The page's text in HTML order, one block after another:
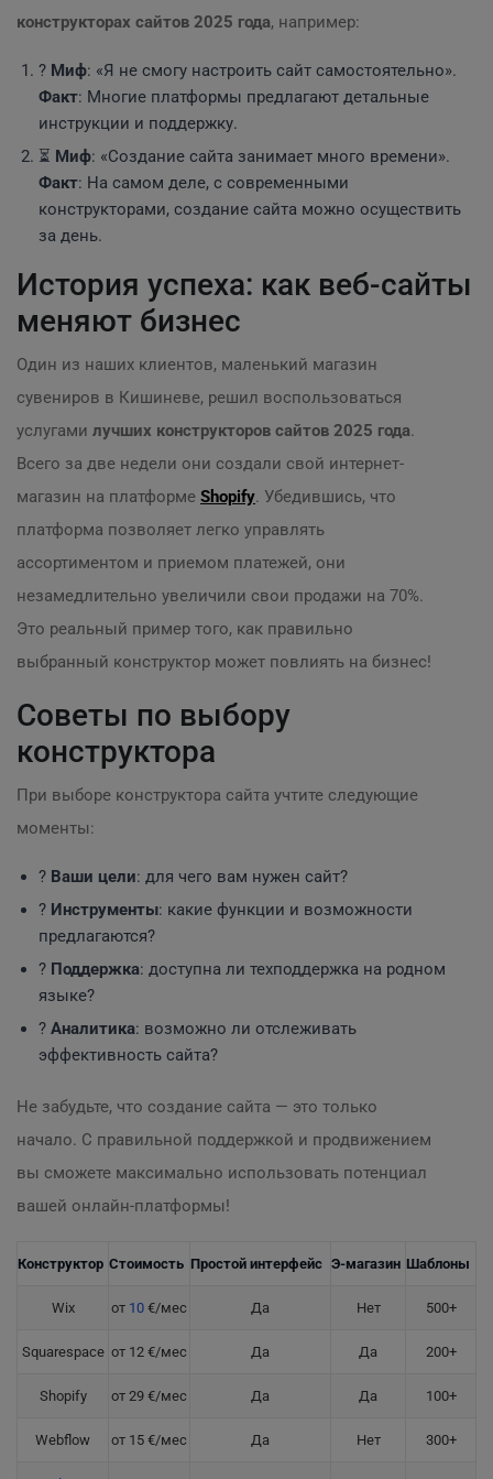
конструкторах сайтов 2025 года, например:
? Миф: «Я не смогу настроить сайт самостоятельно».
Факт: Многие платформы предлагают детальные
инструкции и поддержку.
⏳ Миф: «Создание сайта занимает много времени».
Факт: На самом деле, с современными
конструкторами, создание сайта можно осуществить
за день.
История успеха: как веб-сайты
меняют бизнес
Один из наших клиентов, маленький магазин
сувениров в Кишиневе, решил воспользоваться
услугами лучших конструкторов сайтов 2025 года.
Всего за две недели они создали свой интернет-
магазин на платформе Shopify. Убедившись, что
платформа позволяет легко управлять
ассортиментом и приемом платежей, они
незамедлительно увеличили свои продажи на 70%.
Это реальный пример того, как правильно
выбранный конструктор может повлиять на бизнес!
Советы по выбору
конструктора
При выборе конструктора сайта учтите следующие
моменты:
? Ваши цели: для чего вам нужен сайт?
?️ Инструменты: какие функции и возможности
предлагаются?
? Поддержка: доступна ли техподдержка на родном
языке?
? Аналитика: возможно ли отслеживать
эффективность сайта?
Не забудьте, что создание сайта — это только
начало. С правильной поддержкой и продвижением
вы сможете максимально использовать потенциал
вашей онлайн-платформы!
Конструктор Стоимость Простой интерфейс Э-магазин Шаблоны
Wix от 10 €/мес Да Нет 500+
Squarespace от 12 €/мес Да Да 200+
Shopify от 29 €/мес Да Да 100+
Webflow от 15 €/мес Да Нет 300+